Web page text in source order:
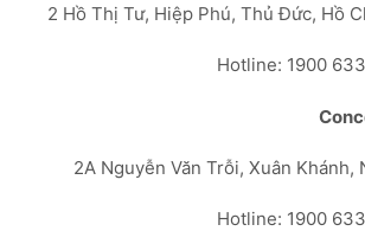
2 Hồ Thị Tư, Hiệp Phú, Thủ Đức, Hồ
Hotline: 1900
2A Nguyễn Văn Trỗi, Xuân
Hotline: 1900